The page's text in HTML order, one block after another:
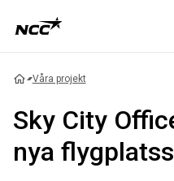
Våra projekt
Sky City
nya